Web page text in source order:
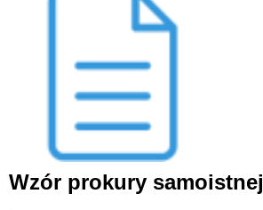
Wzór prokury samoistnej